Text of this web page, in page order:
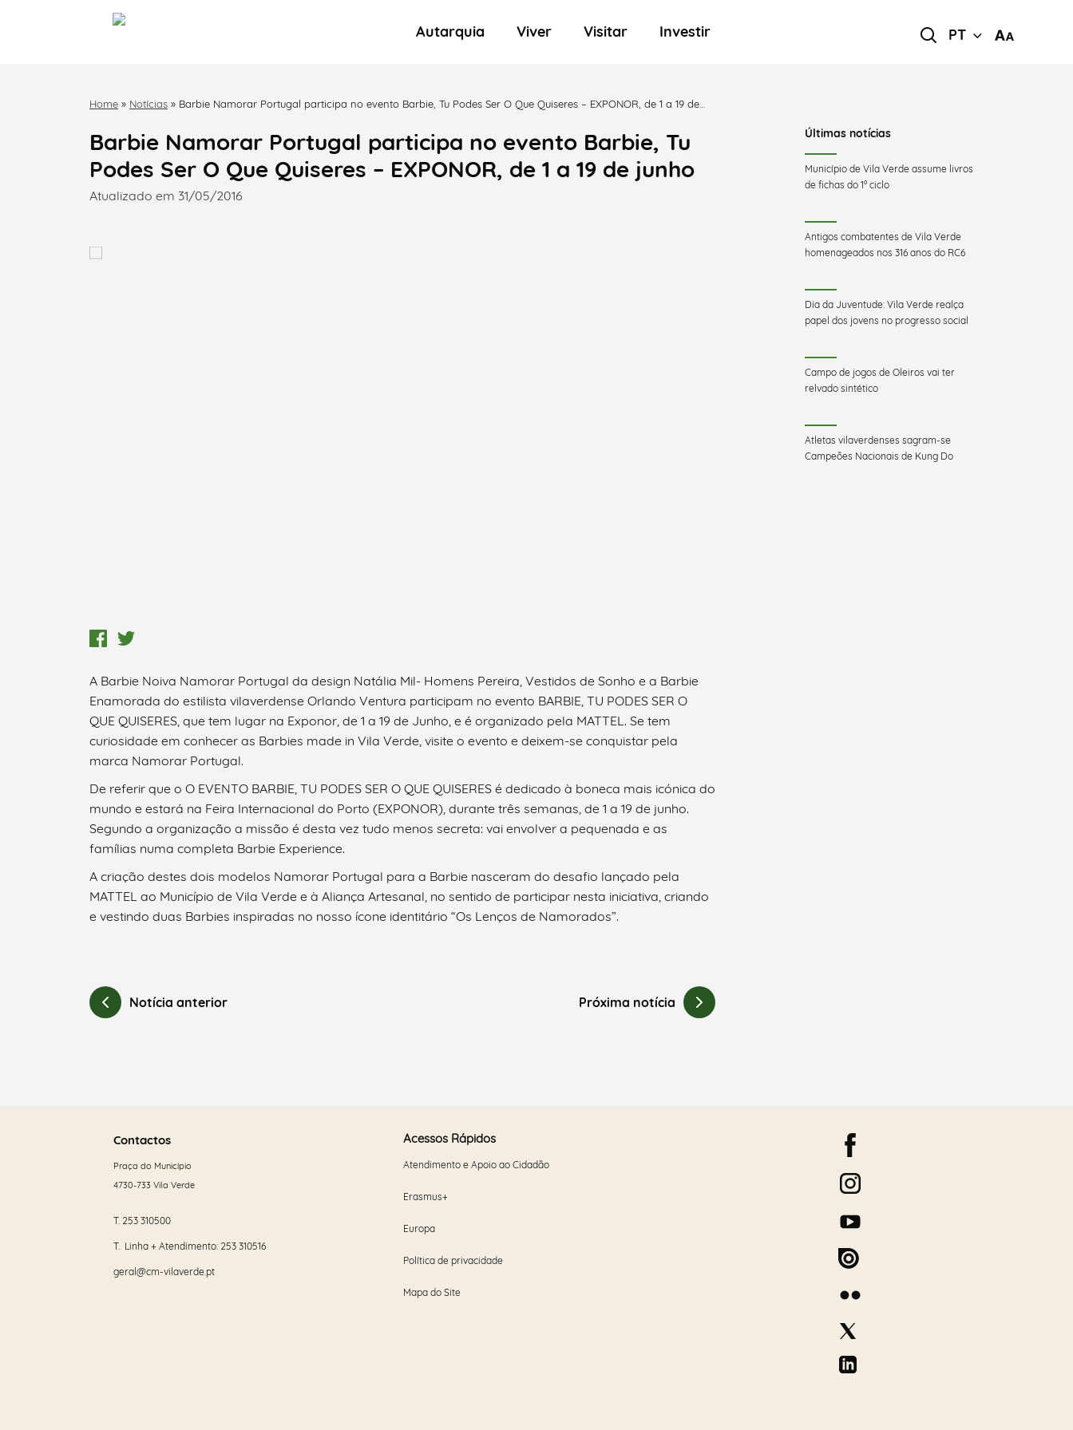
Autarquia Viver Visitar Investir PT
Termo de Pesquisa
Categorias gerais
Filtros
Home » Notícias » Barbie Namorar Portugal participa no evento Barbie, Tu Podes Ser O Que Quiseres – EXPONOR, de 1 a 19 de
Barbie Namorar Portugal participa no evento Barbie, Tu
Podes Ser O Que Quiseres – EXPONOR, de 1 a 19 de junho
Atualizado em 31/05/2016
A Barbie Noiva Namorar Portugal da design Natália Mil- Homens Pereira, Vestidos de Sonho e a Barbie
Enamorada do estilista vilaverdense Orlando Ventura participam no evento BARBIE, TU PODES SER O
QUE QUISERES, que tem lugar na Exponor, de 1 a 19 de Junho, e é organizado pela MATTEL. Se tem
curiosidade em conhecer as Barbies made in Vila Verde, visite o evento e deixem-se conquistar pela
marca Namorar Portugal.
De referir que o O EVENTO BARBIE, TU PODES SER O QUE QUISERES é dedicado à boneca mais icónica do
mundo e estará na Feira Internacional do Porto (EXPONOR), durante três semanas, de 1 a 19 de junho.
Segundo a organização a missão é desta vez tudo menos secreta: vai envolver a pequenada e as
famílias numa completa Barbie Experience.
A criação destes dois modelos Namorar Portugal para a Barbie nasceram do desafio lançado pela
MATTEL ao Município de Vila Verde e à Aliança Artesanal, no sentido de participar nesta iniciativa, criando
e vestindo duas Barbies inspiradas no nosso ícone identitário “Os Lenços de Namorados”.
Notícia anterior Próxima notícia
Últimas notícias
Município de Vila Verde assume livros
de fichas do 1º ciclo
Antigos combatentes de Vila Verde
homenageados nos 316 anos do RC6
Dia da Juventude: Vila Verde realça
papel dos jovens no progresso social
Campo de jogos de Oleiros vai ter
relvado sintético
Atletas vilaverdenses sagram-se
Campeões Nacionais de Kung Do
Contactos
Praça do Município
4730-733 Vila Verde
T. 253 310500
T. Linha + Atendimento: 253 310516
geral@cm-vilaverde.pt
Acessos Rápidos
Atendimento e Apoio ao Cidadão
Erasmus+
Europa
Política de privacidade
Mapa do Site